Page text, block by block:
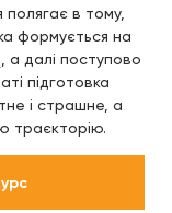
полягає в тому,
формується на
, а далі поступово
підготовка
і страшне, а
траєкторію.